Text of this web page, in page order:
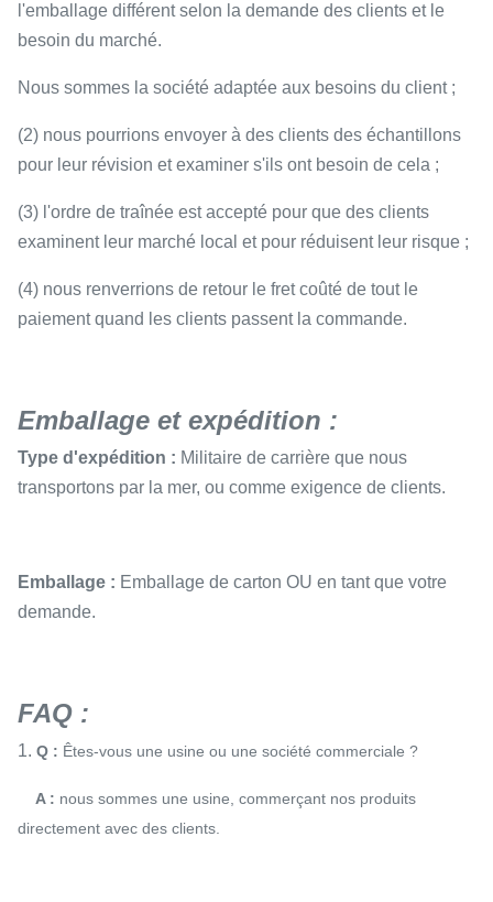
l'emballage différent selon la demande des clients et le
besoin du marché.
Nous sommes la société adaptée aux besoins du client ;
(2) nous pourrions envoyer à des clients des échantillons
pour leur révision et examiner s'ils ont besoin de cela ;
(3) l'ordre de traînée est accepté pour que des clients
examinent leur marché local et pour réduisent leur risque ;
(4) nous renverrions de retour le fret coûté de tout le
paiement quand les clients passent la commande.
Emballage et expédition :
Type d'expédition : Militaire de carrière que nous
transportons par la mer, ou comme exigence de clients.
Emballage : Emballage de carton OU en tant que votre
demande.
FAQ :
1. Q : Êtes-vous une usine ou une société commerciale ?
A : nous sommes une usine, commerçant nos produits
directement avec des clients.